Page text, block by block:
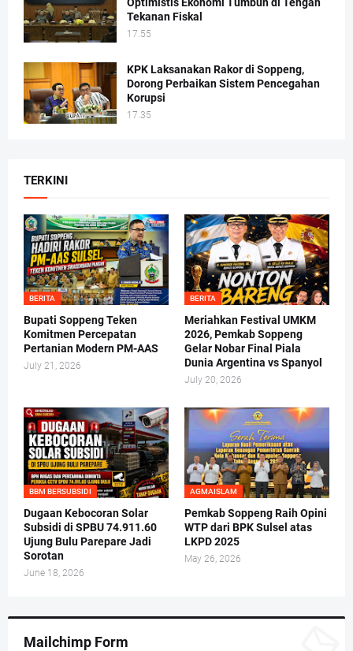
Tekanan Fiskal
17.55
KPK Laksanakan Rakor di Soppeng,
Dorong Perbaikan Sistem Pencegahan
Korupsi
17.35
TERKINI
BERITA
Bupati Soppeng Teken
Komitmen Percepatan
Pertanian Modern PM-AAS
July 21, 2026
BERITA
Meriahkan Festival UMKM
2026, Pemkab Soppeng
Gelar Nobar Final Piala
Dunia Argentina vs Spanyol
July 20, 2026
BBM BERSUBSIDI
Dugaan Kebocoran Solar
Subsidi di SPBU 74.911.60
Ujung Bulu Parepare Jadi
Sorotan
June 18, 2026
AGMAISLAM
Pemkab Soppeng Raih Opini
WTP dari BPK Sulsel atas
LKPD 2025
May 26, 2026
Mailchimp Form